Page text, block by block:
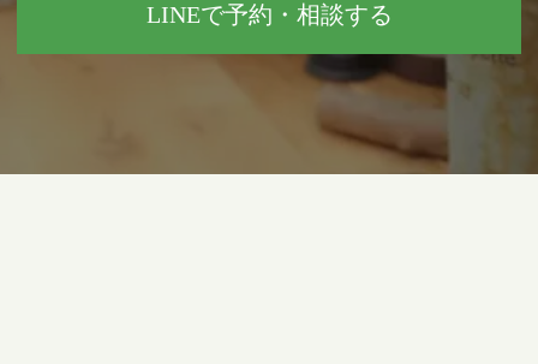
LINEで予約・相談する